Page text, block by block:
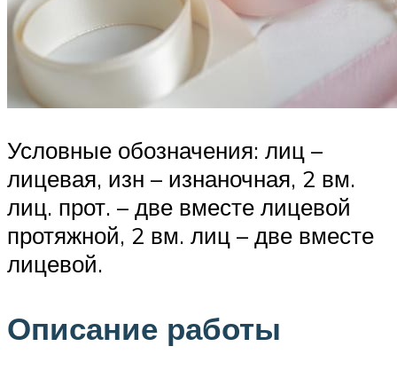
Условные обозначения: лиц –
лицевая, изн – изнаночная, 2 вм.
лиц. прот. – две вместе лицевой
протяжной, 2 вм. лиц – две вместе
лицевой.
Описание работы